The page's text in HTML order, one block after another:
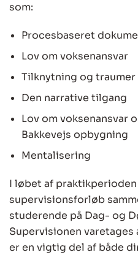
som:
Procesbaseret
Lov om voksenansvar
Tilknytning og traumer
Den narrative tilgang
Lov om voksenansvar
Bakkevejs opbygning
Mentalisering
I løbet af
supervisionsforløb
studerende på Dag- og
Supervisionen
er en vigtig del af både